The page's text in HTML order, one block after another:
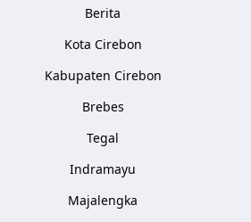
Berita
Kota Cirebon
Kabupaten Cirebon
Brebes
Tegal
Indramayu
Majalengka